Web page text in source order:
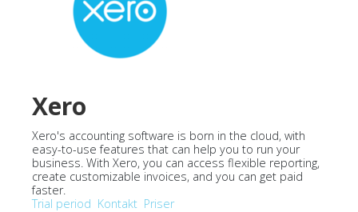
Xero
Xero's accounting software is born in the cloud, with
easy-to-use features that can help you to run your
business. With Xero, you can access flexible reporting,
create customizable invoices, and you can get paid
faster.
Trial period Kontakt Priser